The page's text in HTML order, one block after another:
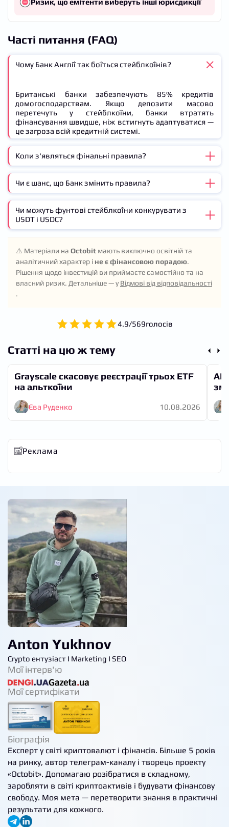
Ризик, що емітенти виберуть інші юрисдикції
Часті питання (FAQ)
Чому Банк Англії так боїться стейблкоїнів?
Британські банки забезпечують 85% кредитів
домогосподарствам. Якщо депозити масово
перетечуть у стейблкоїни, банки втратять
фінансування швидше, ніж встигнуть адаптуватися —
це загроза всій кредитній системі.
Коли з'являться фінальні правила?
Проєкт правил чекають у червні 2026, фінальна
версія — до кінця року. Заявки від емітентів приймуть
Чи є шанс, що Банк змінить правила?
Так. Звіт комітету Палати лордів — це серйозний тиск.
Якщо Банк хоче уникнути ситуації, коли емітенти
просто ігнорують британську юрисдикцію, він має
Чи можуть фунтові стейблкоїни конкурувати з
USDT і USDC?
Теоретично так, але лише якщо правила не задушать
бізнес-модель. Зараз глобальний ринок — $310+
млрд, 99% у доларі. Фунту потрібен регуляторний
режим, який дозволяє масштабуватися, а не блокує
його.
⚠️ Матеріали на Octobit мають виключно освітній та
аналітичний характер і не є фінансовою порадою.
Рішення щодо інвестицій ви приймаєте самостійно та на
власний ризик. Детальніше — уВідмові від відповідальності
.
4.9/569голосів
Статті на цю ж тему
Grayscale скасовує реєстрації трьох ETF
на альткоїни
Єва Руденко 10.08.2026
AI
Реклама
Anton Yukhnov
Crypto ентузіаст I Marketing I SEO
Мої інтерв'ю
Мої сертифікати
Біографія
Експерт у світі криптовалют і фінансів. Більше 5 років
на ринку, автор телеграм-каналу і творець проекту
«Octobit». Допомагаю розібратися в складному,
заробляти в світі криптоактивів і будувати фінансову
свободу. Моя мета — перетворити знання в практичні
результати для кожного.